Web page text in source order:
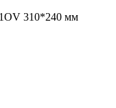
310*240 мм